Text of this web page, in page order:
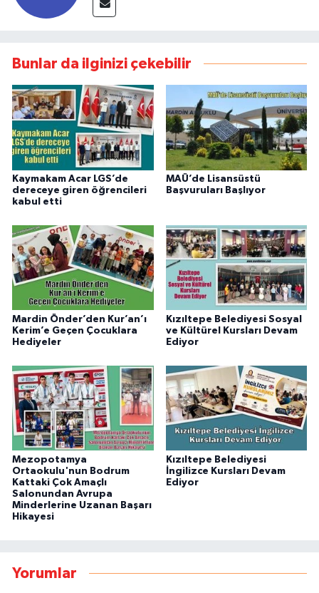
Bunlar da ilginizi çekebilir
Kaymakam Acar LGS’de
dereceye giren öğrencileri
kabul etti
MAÜ’de Lisansüstü
Başvuruları Başlıyor
Mardin Önder’den Kur’an’ı
Kerim’e Geçen Çocuklara
Hediyeler
Kızıltepe Belediyesi Sosyal
ve Kültürel Kursları Devam
Ediyor
Mezopotamya
Ortaokulu'nun Bodrum
Kattaki Çok Amaçlı
Salonundan Avrupa
Minderlerine Uzanan Başarı
Hikayesi
Kızıltepe Belediyesi
İngilizce Kursları Devam
Ediyor
Yorumlar